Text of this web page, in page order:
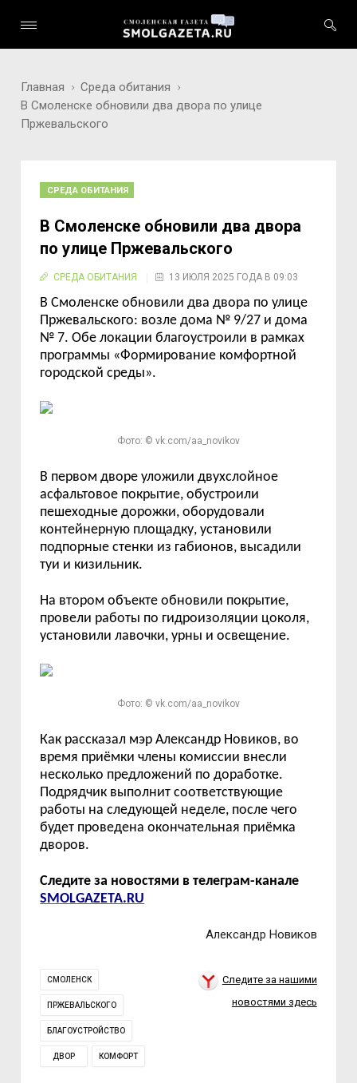
Главная
Среда обитания
В Смоленске обновили два двора по улице
Пржевальского
СРЕДА ОБИТАНИЯ
В Смоленске обновили два двора
по улице Пржевальского
СРЕДА ОБИТАНИЯ 13 ИЮЛЯ 2025 ГОДА В 09:03
В Смоленске обновили два двора по улице
Пржевальского: возле дома № 9/27 и дома
№ 7. Обе локации благоустроили в рамках
программы «Формирование комфортной
городской среды».
Фото: © vk.com/aa_novikov
В первом дворе уложилидвухслойное
асфальтовое покрытие,обустроили
пешеходные дорожки, оборудовали
контейнерную площадку,установили
подпорные стенки из габионов, высадили
туи и кизильник.
На втором объектеобновили покрытие,
провели работы по гидроизоляции цоколя,
установили лавочки, урны и освещение.
Фото: © vk.com/aa_novikov
Как рассказал мэр Александр Новиков, во
время приёмки члены комиссии внесли
несколько предложений по доработке.
Подрядчик выполнит соответствующие
работы на следующей неделе, после чего
будет проведена окончательная приёмка
дворов.
Следите за новостями в телеграм-канале
SMOLGAZETA.RU
Александр Новиков
СМОЛЕНСК
ПРЖЕВАЛЬСКОГО
БЛАГОУСТРОЙСТВО
ДВОР КОМФОРТ
Следите за нашими
новостями здесь